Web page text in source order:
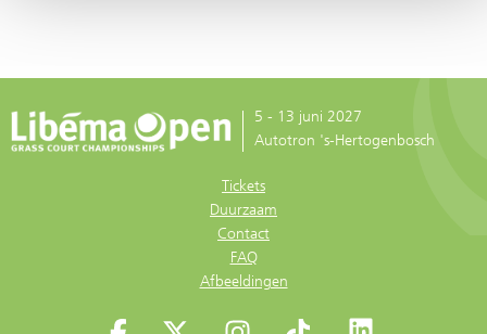
5 - 13 juni 2027
Autotron 's-Hertogenbosch
Tickets
Duurzaam
Contact
FAQ
Afbeeldingen